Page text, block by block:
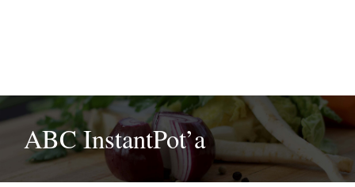
ABC InstantPot’a